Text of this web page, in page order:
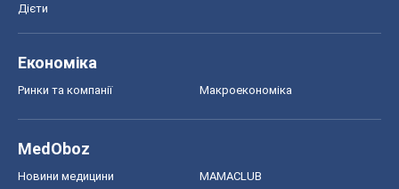
Дієти
Економіка
Ринки та компанії Макроекономіка
MedOboz
Новини медицини MAMACLUB